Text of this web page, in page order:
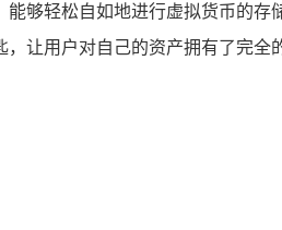
够轻松自如地进行虚拟货币的
让用户对自己的资产拥有了完